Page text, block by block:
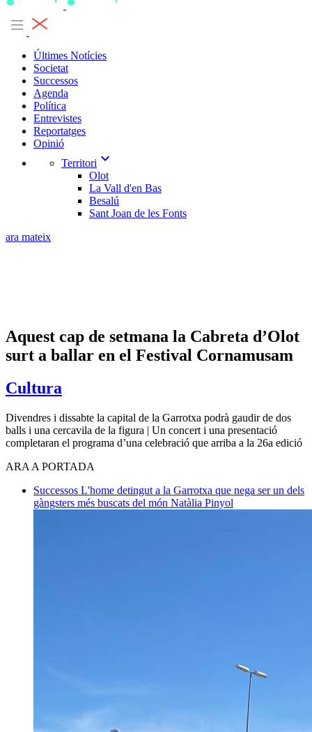
Últimes Notícies
Societat
Successos
Agenda
Política
Entrevistes
Reportatges
Opinió
Territori expand_more
Olot
La Vall d'en Bas
Besalú
Sant Joan de les Fonts
ara mateix
Aquest cap de setmana la Cabreta d’Olot
surt a ballar en el Festival Cornamusam
Cultura
Divendres i dissabte la capital de la Garrotxa podrà gaudir de dos
balls i una cercavila de la figura | Un concert i una presentació
completaran el programa d’una celebració que arriba a la 26a edició
ARA A PORTADA
Successos L'home detingut a la Garrotxa que nega ser un dels
gàngsters més buscats del món Natàlia Pinyol